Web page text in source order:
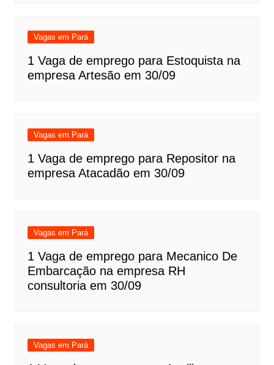
Vagas em Pará
1 Vaga de emprego para Estoquista na
empresa Artesão em 30/09
Vagas em Pará
1 Vaga de emprego para Repositor na
empresa Atacadão em 30/09
Vagas em Pará
1 Vaga de emprego para Mecanico De
Embarcação na empresa RH
consultoria em 30/09
Vagas em Pará